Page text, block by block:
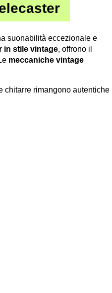
suonabilità eccezionale e
in stile vintage, offrono il
meccaniche vintage
chitarre rimangono autentiche